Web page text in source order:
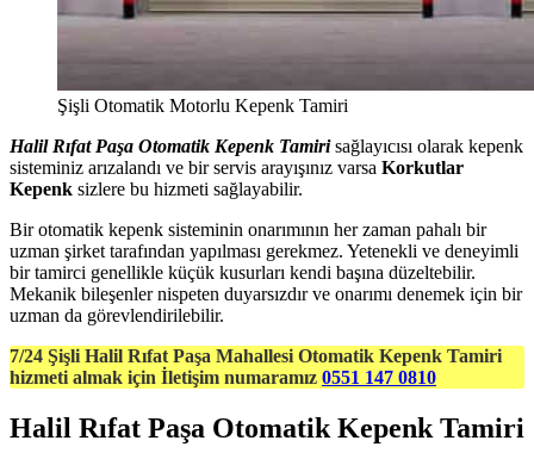
Şişli Otomatik Motorlu Kepenk Tamiri
Halil Rıfat Paşa Otomatik Kepenk Tamirisağlayıcısı olarak kepenk
sisteminiz arızalandı ve bir servis arayışınız varsa Korkutlar
Kepenk sizlere bu hizmeti sağlayabilir.
Bir otomatik kepenk sisteminin onarımının her zaman pahalı bir
uzman şirket tarafından yapılması gerekmez. Yetenekli ve deneyimli
bir tamirci genellikle küçük kusurları kendi başına düzeltebilir.
Mekanik bileşenler nispeten duyarsızdır ve onarımı denemek için bir
uzman da görevlendirilebilir.
7/24 Şişli Halil Rıfat Paşa Mahallesi Otomatik Kepenk Tamiri
hizmeti almak için İletişim numaramız 0551 147 0810
Halil Rıfat Paşa Otomatik Kepenk Tamiri